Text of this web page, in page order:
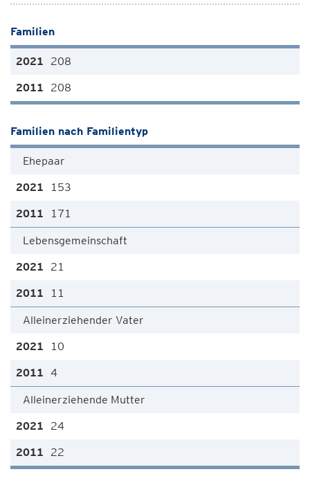
Familien
208
208
Familien nach Familientyp
Ehepaar
153
171
Lebensgemeinschaft
21
11
Alleinerziehender Vater
10
4
Alleinerziehende Mutter
24
22